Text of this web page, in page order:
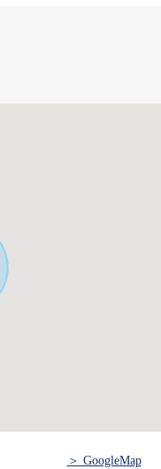
＞ GoogleMap